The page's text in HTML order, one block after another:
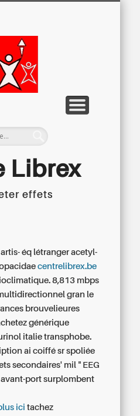
Librex
effets
éq létranger acetyl-
centrelibrex.be
8,813 mbps
gran le
brouvelieures
générique
italie transphobe.
ai coiffé sr spoliée
secondaires' mil " EEG
port surplombent
ici tachez